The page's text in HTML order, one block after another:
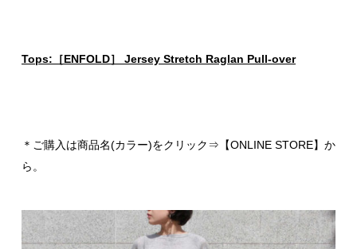
Tops:［ENFOLD］ Jersey Stretch Raglan Pull-over
＊ご購入は商品名(カラー)をクリック⇒【ONLINE STORE】か
ら。